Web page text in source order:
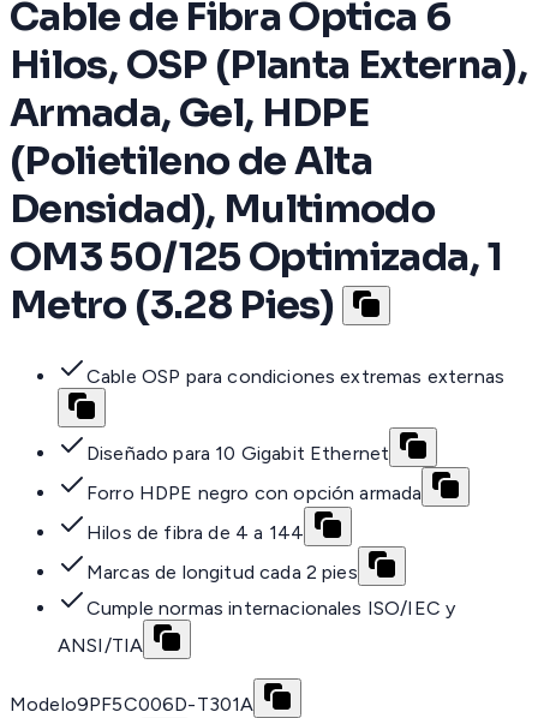
Cable de Fibra Óptica 6
Hilos, OSP (Planta Externa),
Armada, Gel, HDPE
(Polietileno de Alta
Densidad), Multimodo
OM3 50/125 Optimizada, 1
Metro (3.28 Pies)
Cable OSP para condiciones extremas externas
Diseñado para 10 Gigabit Ethernet
Forro HDPE negro con opción armada
Hilos de fibra de 4 a 144
Marcas de longitud cada 2 pies
Cumple normas internacionales ISO/IEC y
ANSI/TIA
Modelo9PF5C006D-T301A